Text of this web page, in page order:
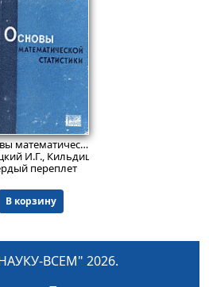
Основы математической статистики
И.Г., Кильдишев Г.С.
переплет
В корзину
ВСЕМ" 2026.